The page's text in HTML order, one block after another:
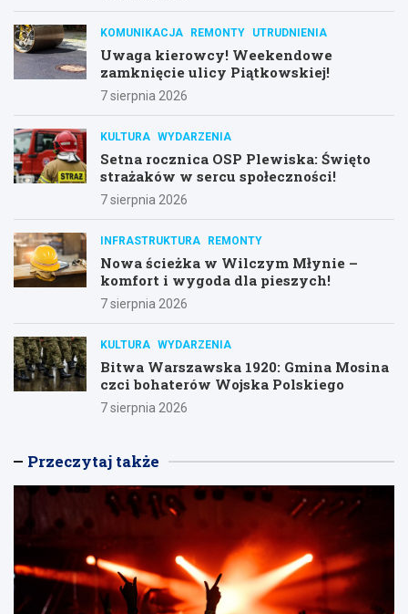
KOMUNIKACJA REMONTY UTRUDNIENIA
Uwaga kierowcy! Weekendowe
zamknięcie ulicy Piątkowskiej!
7 sierpnia 2026
KULTURA WYDARZENIA
Setna rocznica OSP Plewiska: Święto
strażaków w sercu społeczności!
7 sierpnia 2026
INFRASTRUKTURA REMONTY
Nowa ścieżka w Wilczym Młynie –
komfort i wygoda dla pieszych!
7 sierpnia 2026
KULTURA WYDARZENIA
Bitwa Warszawska 1920: Gmina Mosina
czci bohaterów Wojska Polskiego
7 sierpnia 2026
Przeczytaj także